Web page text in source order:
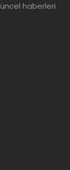
haberleri